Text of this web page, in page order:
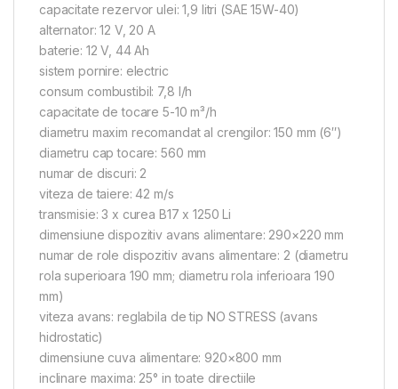
capacitate rezervor ulei: 1,9 litri (SAE 15W-40)
alternator: 12 V, 20 A
baterie: 12 V, 44 Ah
sistem pornire: electric
consum combustibil: 7,8 l/h
capacitate de tocare 5-10 m³/h
diametru maxim recomandat al crengilor: 150 mm (6″)
diametru cap tocare: 560 mm
numar de discuri: 2
viteza de taiere: 42 m/s
transmisie: 3 x curea B17 x 1250 Li
dimensiune dispozitiv avans alimentare: 290×220 mm
numar de role dispozitiv avans alimentare: 2 (diametru
rola superioara 190 mm; diametru rola inferioara 190
mm)
viteza avans: reglabila de tip NO STRESS (avans
hidrostatic)
dimensiune cuva alimentare: 920×800 mm
inclinare maxima: 25° in toate directiile